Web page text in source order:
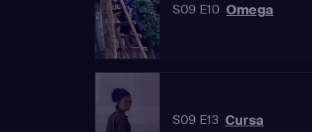
S09 E10 Omega
S09 E13 Cursa